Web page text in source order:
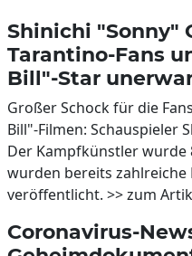
Shinichi "Sonny"
Tarantino-Fans
Bill"-Star
Großer Schock für die
Bill"-Filmen: Schauspieler
Der Kampfkünstler wurde
wurden bereits
veröffentlicht. >> zum
Coronavirus-